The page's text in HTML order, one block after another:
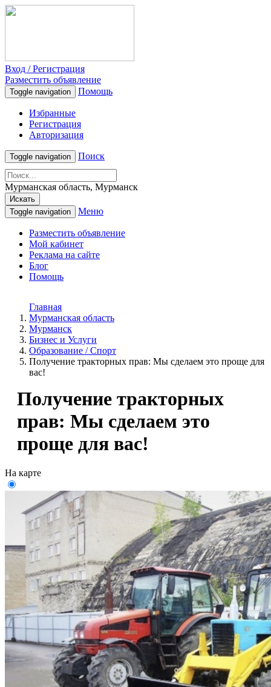
Вход / Регистрация
Разместить объявление
Toggle navigation Помощь
Избранные
Регистрация
Авторизация
Toggle navigation Поиск
Мурманская область, Мурманск
Искать
Toggle navigation
Меню
Разместить объявление
Мой кабинет
Реклама на сайте
Блог
Помощь
Главная
Мурманская область
Мурманск
Бизнес и Услуги
Образование / Спорт
Получение тракторных прав: Мы сделаем это проще для
вас!
Получение тракторных
прав: Мы сделаем это
проще для вас!
На карте